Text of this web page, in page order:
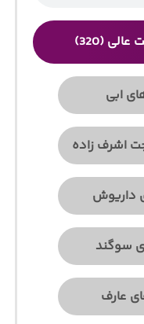
(320)
ابی
اشرف زاده
داریوش
سوگند
عارف